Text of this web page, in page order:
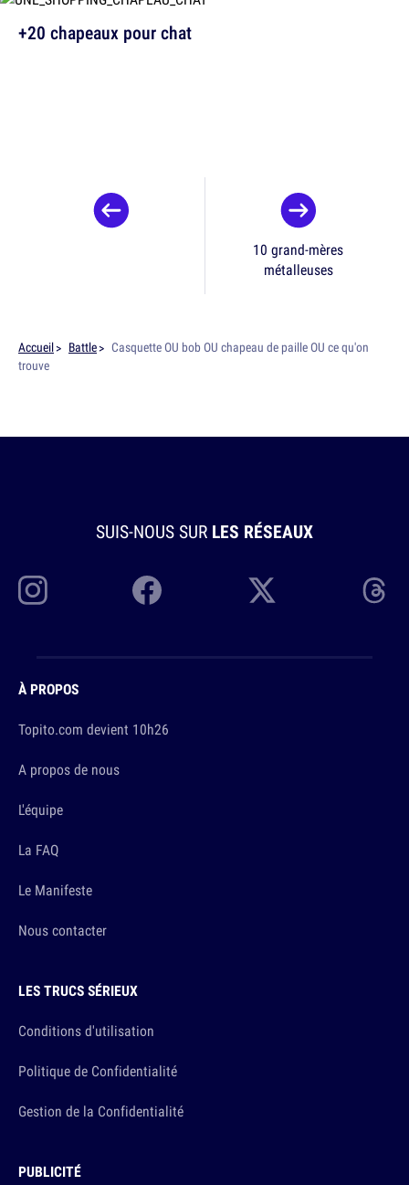
+20 chapeaux pour chat
10 grand-mères
métalleuses
Accueil Battle
Casquette OU bob OU chapeau de paille OU ce qu'on
trouve
SUIS-NOUS SUR LES RÉSEAUX
À PROPOS
Topito.com devient 10h26
A propos de nous
L'équipe
La FAQ
Le Manifeste
Nous contacter
LES TRUCS SÉRIEUX
Conditions d'utilisation
Politique de Confidentialité
Gestion de la Confidentialité
PUBLICITÉ